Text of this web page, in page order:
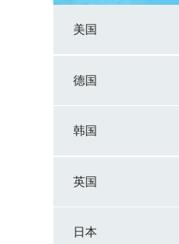
美国
德国
韩国
英国
日本